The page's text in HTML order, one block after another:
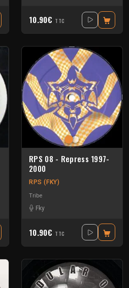
10.90€ TTC
RPS 08 - Repress 1997-
2000
RPS (FKY)
Tribe
Fky
10.90€ TTC